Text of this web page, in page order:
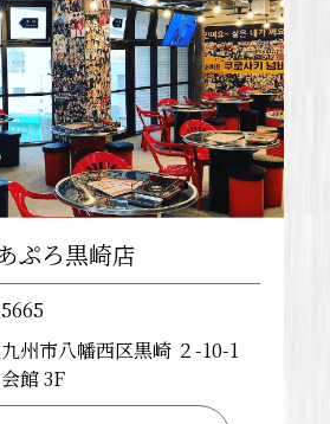
ぷろ黒崎店
州市八幡西区黒崎 ２-10-1
館 3F